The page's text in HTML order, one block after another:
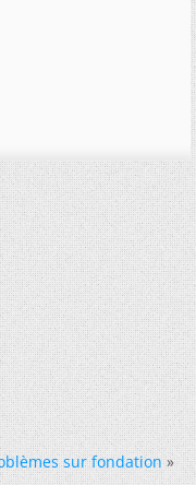
sur fondation »